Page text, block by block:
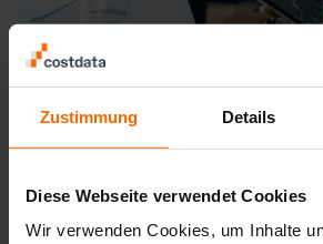
Zustimmung Details
Diese Webseite verwendet Cookies
Wir verwenden Cookies, um Inhalte